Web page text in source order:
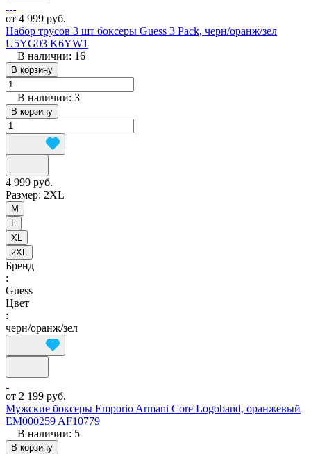
от 4 999 руб.
Набор трусов 3 шт боксеры Guess 3 Pack, черн/оранж/зел
U5YG03 K6YW1
В наличии: 16
В корзину
В наличии: 3
В корзину
4 999 руб.
Размер: 2XL
M
XL
2XL
Бренд
:
Guess
Цвет
:
черн/оранж/зел
от 2 199 руб.
Мужские боксеры Emporio Armani Core Logoband, оранжевый
EM000259 AF10779
В наличии: 5
В корзину